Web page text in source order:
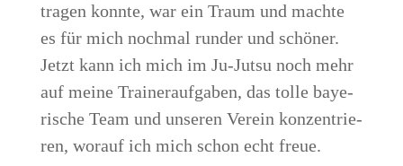
tra­gen konn­te, war ein Traum und mach­te
es für mich noch­mal run­der und schö­ner.
Jetzt kann ich mich im Ju-Jutsu noch mehr
auf mei­ne Trai­ner­auf­ga­ben, das tol­le baye­
ri­sche Team und unse­ren Ver­ein kon­zen­trie­
ren, wor­auf ich mich schon echt freue.